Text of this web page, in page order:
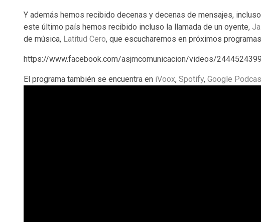
Y además hemos recibido decenas y decenas de mensajes,
este último país hemos recibido incluso la llamada de un oyente,
de música, Latitud Cero, que escucharemos en próximos
https://www.facebook.com/asjmcomunicacion/videos/
El programa también se encuentra en iVoox, Spotify, Google